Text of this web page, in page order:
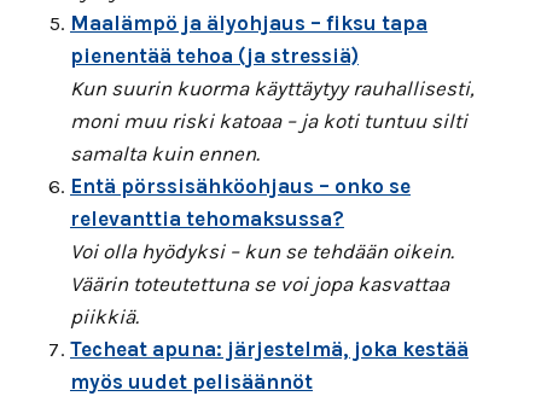
Maalämpö ja älyohjaus – fiksu tapa
pienentää tehoa (ja stressiä)
Kun suurin kuorma käyttäytyy rauhallisesti,
moni muu riski katoaa – ja koti tuntuu silti
samalta kuin ennen.
Entä pörssisähköohjaus – onko se
relevanttia tehomaksussa?
Voi olla hyödyksi – kun se tehdään oikein.
Väärin toteutettuna se voi jopa kasvattaa
piikkiä.
Techeat apuna: järjestelmä, joka kestää
myös uudet pelisäännöt